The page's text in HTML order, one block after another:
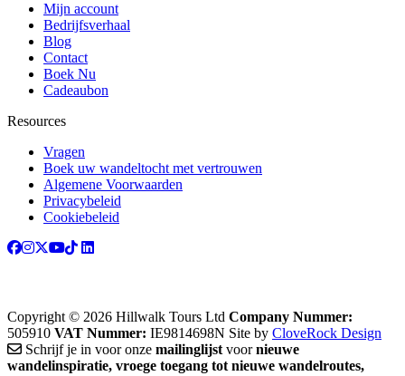
Mijn account
Bedrijfsverhaal
Blog
Contact
Boek Nu
Cadeaubon
Resources
Vragen
Boek uw wandeltocht met vertrouwen
Algemene Voorwaarden
Privacybeleid
Cookiebeleid
Copyright © 2026 Hillwalk Tours Ltd Company Nummer:
505910 VAT Nummer: IE9814698N Site by CloveRock Design
Schrijf je in voor onze mailinglijstvoornieuwe
wandelinspiratie, vroege toegang tot nieuwe wandelroutes,